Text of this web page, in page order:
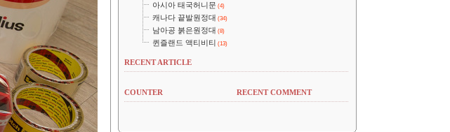
아시아 태국허니문 (4)
캐나다 끝발원정대 (34)
남아공 붉은원정대 (8)
퀸즐랜드 액티비티 (13)
RECENT ARTICLE
COUNTER RECENT COMMENT